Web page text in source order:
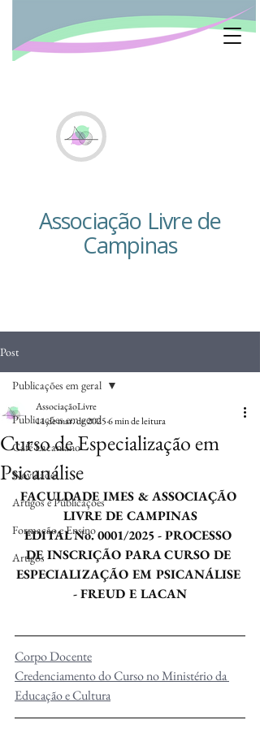
Associação Livre de
Campinas
Post
Publicações em geral
Café Lacaniano
Novidades
Artigos e Publicações
Formação e Ensino
Artigos
Publicações em geral
Curso de Especialização em
Psicanálise
AssociaçãoLivre
11 de mar. de 20256 min de leitura
FACULDADE IMES & ASSOCIAÇÃO
LIVRE DE CAMPINAS
EDITAL No. 0001/2025 - PROCESSO
DE INSCRIÇÃO PARA CURSO DE
ESPECIALIZAÇÃO EM PSICANÁLISE
- FREUD E LACAN
Corpo Docente
Credenciamento do Curso no Ministério da
Educação e Cultura